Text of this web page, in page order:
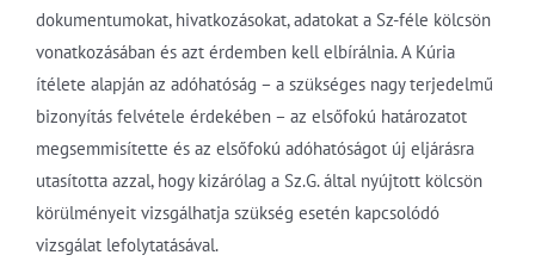
dokumentumokat, hivatkozásokat, adatokat a Sz-féle kölcsön
vonatkozásában és azt érdemben kell elbírálnia. A Kúria
ítélete alapján az adóhatóság – a szükséges nagy terjedelmű
bizonyítás felvétele érdekében – az elsőfokú határozatot
megsemmisítette és az elsőfokú adóhatóságot új eljárásra
utasította azzal, hogy kizárólag a Sz.G. által nyújtott kölcsön
körülményeit vizsgálhatja szükség esetén kapcsolódó
vizsgálat lefolytatásával.